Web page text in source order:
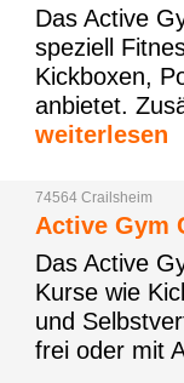
Das Active
speziell
Kickboxen,
anbietet.
weiterlesen
74564 Crailsheim
Active Gym
Das Active
Kurse wie
und
frei oder mit